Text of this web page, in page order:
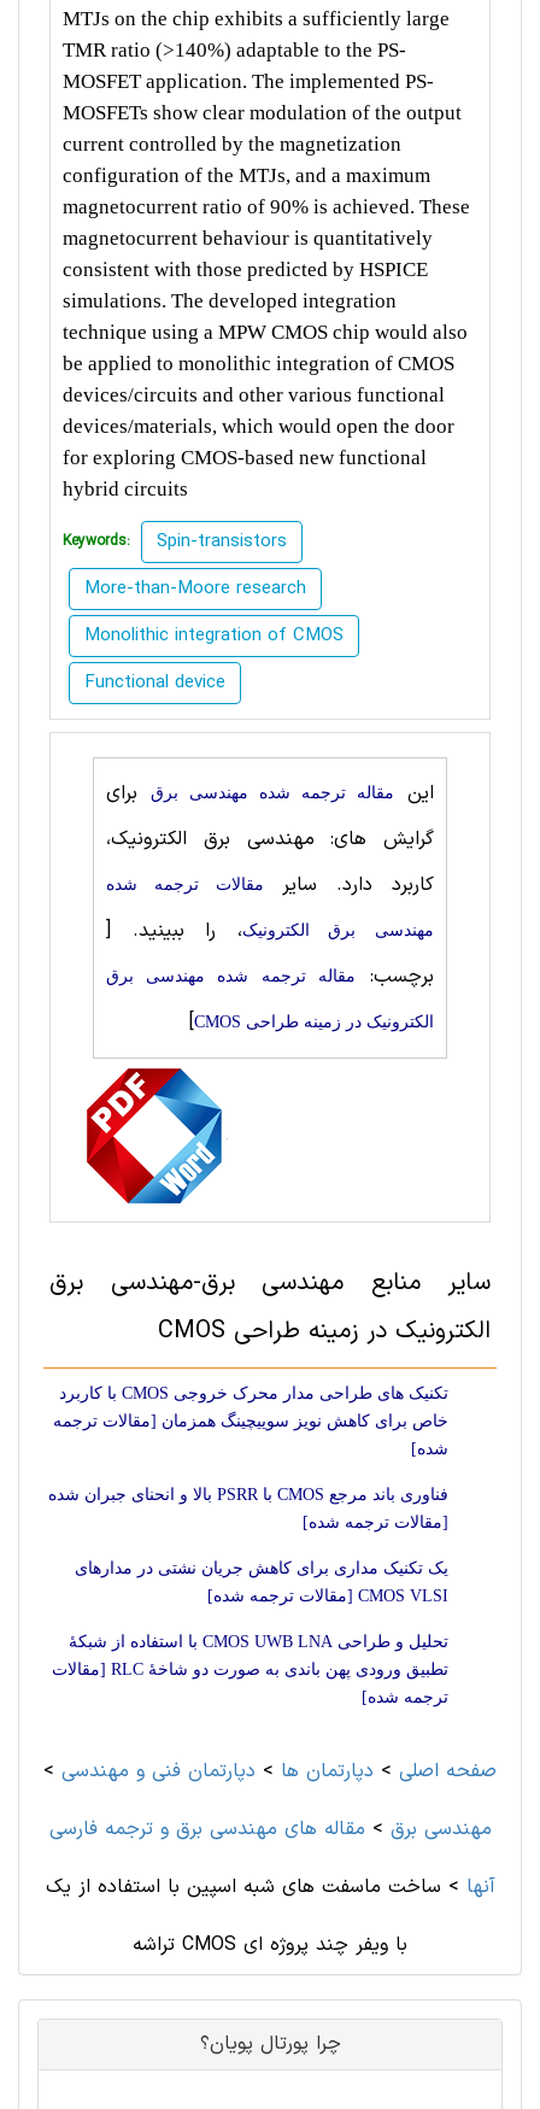
MTJs on the chip exhibits a sufficiently large
TMR ratio (>140%) adaptable to the PS-
MOSFET application. The implemented PS-
MOSFETs show clear modulation of the output
current controlled by the magnetization
configuration of the MTJs, and a maximum
magnetocurrent ratio of 90% is achieved. These
magnetocurrent behaviour is quantitatively
consistent with those predicted by HSPICE
simulations. The developed integration
technique using a MPW CMOS chip would also
be applied to monolithic integration of CMOS
devices/circuits and other various functional
devices/materials, which would open the door
for exploring CMOS-based new functional
hybrid circuits
Keywords:
Spin-transistors
More-than-Moore research
Monolithic integration of CMOS
Functional device
این مقاله ترجمه شده مهندسی برق
برای
گرایش های: مهندسی برق الکترونیک،
کاربرد دارد. سایر
مقالات ترجمه شده
مهندسی برق الکترونیک، را ببینید. [
برچسب:
مقاله ترجمه شده مهندسی برق
الکترونیک در زمینه طراحی CMOS ]
سایر منابع مهندسی برق-مهندسی برق
الکترونیک در زمینه طراحی CMOS
تکنیک های طراحی مدار محرک خروجی CMOS با کاربرد
خاص برای کاهش نویز سوییچینگ همزمان [مقالات ترجمه
شده]
فناوری باند مرجع CMOS با PSRR بالا و انحنای جبران شده
[مقالات ترجمه شده]
یک تکنیک مداری برای کاهش جریان نشتی در مدارهای
CMOS VLSI [مقالات ترجمه شده]
تحلیل و طراحی CMOS UWB LNA با استفاده از شبکۀ
تطبیق ورودی پهن باندی به صورت دو شاخۀ RLC [مقالات
ترجمه شده]
صفحه اصلی > دپارتمان ها > دپارتمان فنی و مهندسی >
مهندسی برق > مقاله های مهندسی برق و ترجمه فارسی
آنها > ساخت ماسفت های شبه اسپین با استفاده از یک
تراشه CMOS با ویفر چند پروژه ای
چرا پورتال پویان؟